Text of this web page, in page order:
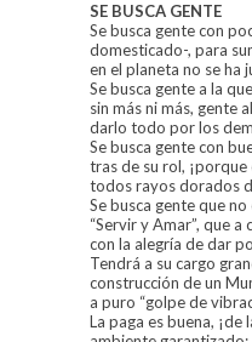
SE BUSCA GENTE
Se busca gente con
domesticado-, para
en el planeta no se ha
Se busca gente a la
sin más ni más, gente
darlo todo por los
Se busca gente con
tras de su rol,
todos rayos dorados
Se busca gente que
“Servir y Amar”, que
con la alegría de dar
Tendrá a su cargo
construcción de un
a puro “golpe de
La paga es buena, ¡de